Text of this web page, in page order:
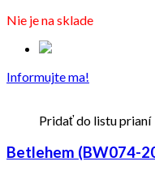
Nie je na sklade
Informujte ma!
Pridať do listu prianí
Betlehem (BW074-